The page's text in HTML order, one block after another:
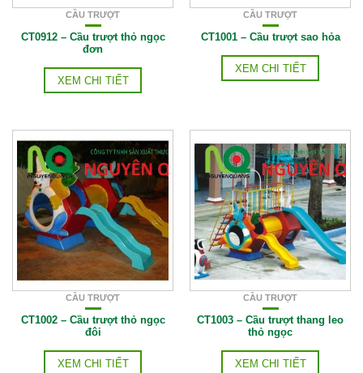
CẦU TRƯỢT
CT0912 – Cầu trượt thỏ ngọc
đơn
XEM CHI TIẾT
CẦU TRƯỢT
CT1001 – Cầu trượt sao hỏa
XEM CHI TIẾT
CẦU TRƯỢT
CT1002 – Cầu trượt thỏ ngọc
đôi
XEM CHI TIẾT
CẦU TRƯỢT
CT1003 – Cầu trượt thang leo
thỏ ngọc
XEM CHI TIẾT